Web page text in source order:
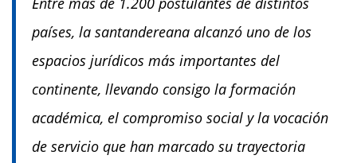
países, la santandereana alcanzó uno de los
espacios jurídicos más importantes del
continente, llevando consigo la formación
académica, el compromiso social y la vocación
de servicio que han marcado su trayectoria